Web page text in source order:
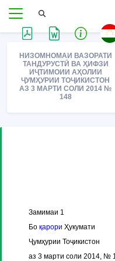
НИЗОМНОМАИ ВАЗОРАТИ
ТАНДУРУСТӢ ВА ҲИФЗИ
ИҶТИМОИИ АҲОЛИИ
ҶУМҲУРИИ ТОҶИКИСТОН
АЗ 3 МАРТИ СОЛИ 2014 №
148
Замимаи 1
Бо қарори Ҳукумати
Ҷумҳурии Тоҷикистон
аз 3 марти соли 2014, №